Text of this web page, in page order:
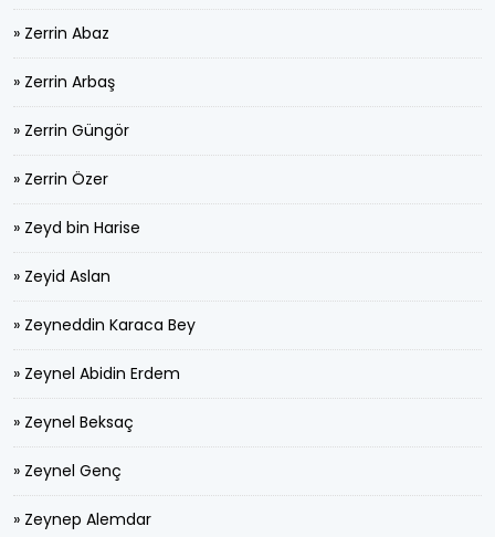
» Zerrin Abaz
» Zerrin Arbaş
» Zerrin Güngör
» Zerrin Özer
» Zeyd bin Harise
» Zeyid Aslan
» Zeyneddin Karaca Bey
» Zeynel Abidin Erdem
» Zeynel Beksaç
» Zeynel Genç
» Zeynep Alemdar